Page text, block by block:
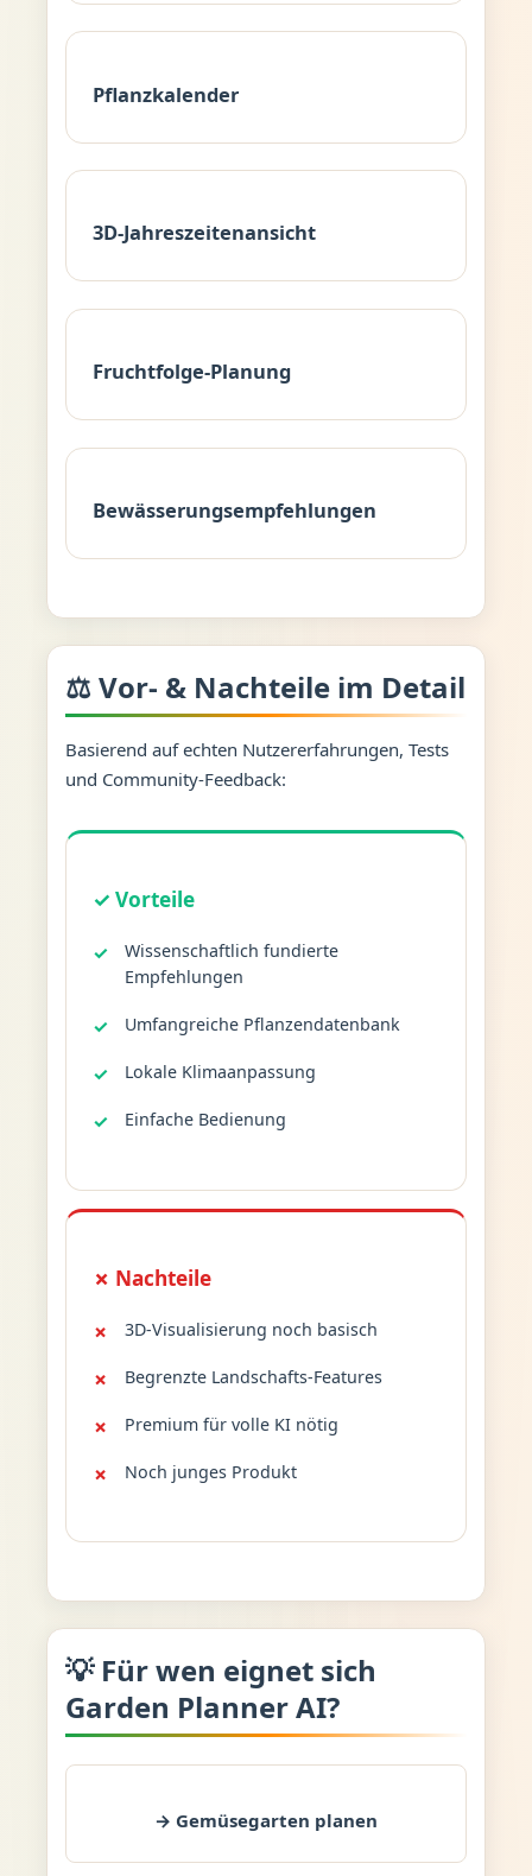
Pflanzkalender
3D-Jahreszeitenansicht
Fruchtfolge-Planung
Bewässerungsempfehlungen
⚖️ Vor- & Nachteile im Detail
Basierend auf echten Nutzererfahrungen, Tests
und Community-Feedback:
✓ Vorteile
Wissenschaftlich fundierte
Empfehlungen
Umfangreiche Pflanzendatenbank
Lokale Klimaanpassung
Einfache Bedienung
✗ Nachteile
3D-Visualisierung noch basisch
Begrenzte Landschafts-Features
Premium für volle KI nötig
Noch junges Produkt
💡 Für wen eignet sich
Garden Planner AI?
→ Gemüsegarten planen